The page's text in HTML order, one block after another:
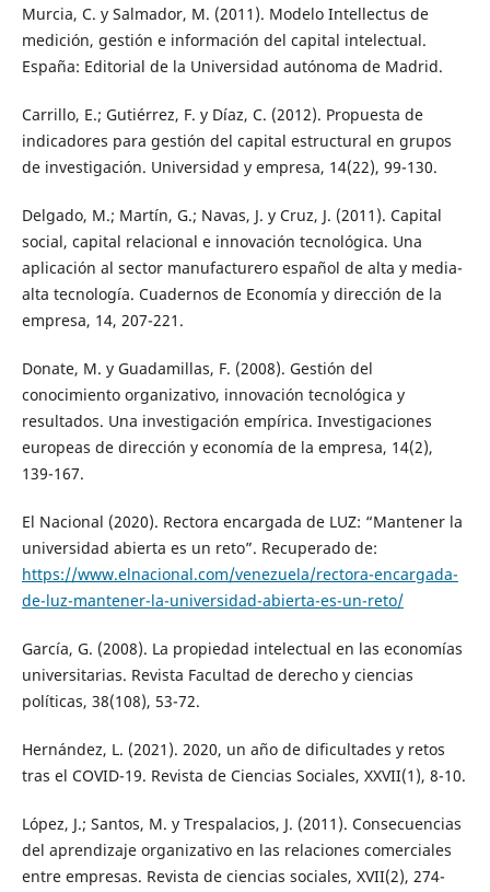
Murcia, C. y Salmador, M. (2011). Modelo Intellectus de
medición, gestión e información del capital intelectual.
España: Editorial de la Universidad autónoma de Madrid.
Carrillo, E.; Gutiérrez, F. y Díaz, C. (2012). Propuesta de
indicadores para gestión del capital estructural en grupos
de investigación. Universidad y empresa, 14(22), 99-130.
Delgado, M.; Martín, G.; Navas, J. y Cruz, J. (2011). Capital
social, capital relacional e innovación tecnológica. Una
aplicación al sector manufacturero español de alta y media-
alta tecnología. Cuadernos de Economía y dirección de la
empresa, 14, 207-221.
Donate, M. y Guadamillas, F. (2008). Gestión del
conocimiento organizativo, innovación tecnológica y
resultados. Una investigación empírica. Investigaciones
europeas de dirección y economía de la empresa, 14(2),
139-167.
El Nacional (2020). Rectora encargada de LUZ: “Mantener la
universidad abierta es un reto”. Recuperado de:
https://www.elnacional.com/venezuela/rectora-encargada-
de-luz-mantener-la-universidad-abierta-es-un-reto/
García, G. (2008). La propiedad intelectual en las economías
universitarias. Revista Facultad de derecho y ciencias
políticas, 38(108), 53-72.
Hernández, L. (2021). 2020, un año de dificultades y retos
tras el COVID-19. Revista de Ciencias Sociales, XXVII(1), 8-10.
López, J.; Santos, M. y Trespalacios, J. (2011). Consecuencias
del aprendizaje organizativo en las relaciones comerciales
entre empresas. Revista de ciencias sociales, XVII(2), 274-